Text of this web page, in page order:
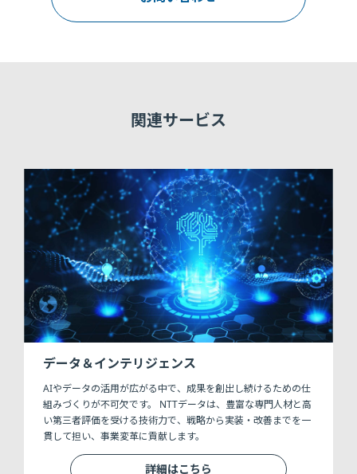
関連サービス
データ＆インテリジェンス
AIやデータの活用が広がる中で、成果を創出し続けるための仕
組みづくりが不可欠です。 NTTデータは、豊富な専門人材と高
い第三者評価を受ける技術力で、戦略から実装・改善までを一
貫して担い、事業変革に貢献します。
詳細はこちら